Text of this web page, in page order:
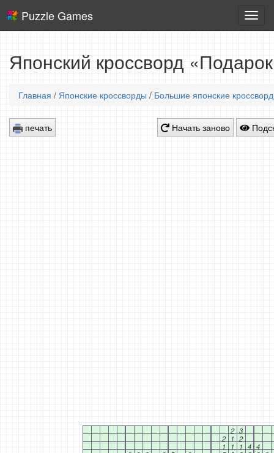
игры
Puzzle Games
Японский кроссворд
Главная / Японские кроссворды / Большие японские
печать Начать заново
2 3
2
1 2
1
1 1 4 4